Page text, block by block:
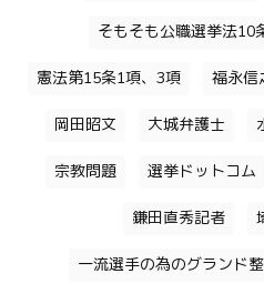
そもそも公職選挙法10
憲法第15条1項、3項 福永信
岡田昭文 大城弁護士
宗教問題 選挙ドットコム
鎌田直秀記者
一流選手の為のグランド